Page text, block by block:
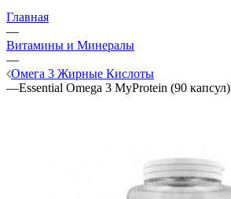
Главная
—
Витамины и Минералы
—
Омега 3 Жирные Кислоты
—Essential Omega 3 MyProtein (90 капсул)